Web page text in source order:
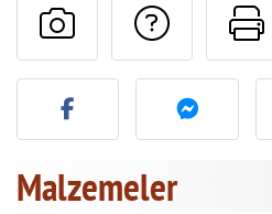
Bu tarifin
Malzemeler